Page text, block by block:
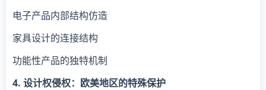
电子产品内部结构仿造
家具设计的连接结构
功能性产品的独特机制
​4. 设计权侵权：欧美地区的特殊保护​